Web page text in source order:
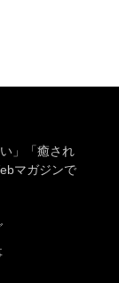
」「癒され
マガジンで